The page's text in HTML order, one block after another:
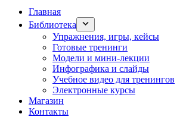
Главная
Библиотека
Упражнения, игры, кейсы
Готовые тренинги
Модели и мини-лекции
Инфографика и слайды
Учебное видео для тренингов
Электронные курсы
Магазин
Контакты